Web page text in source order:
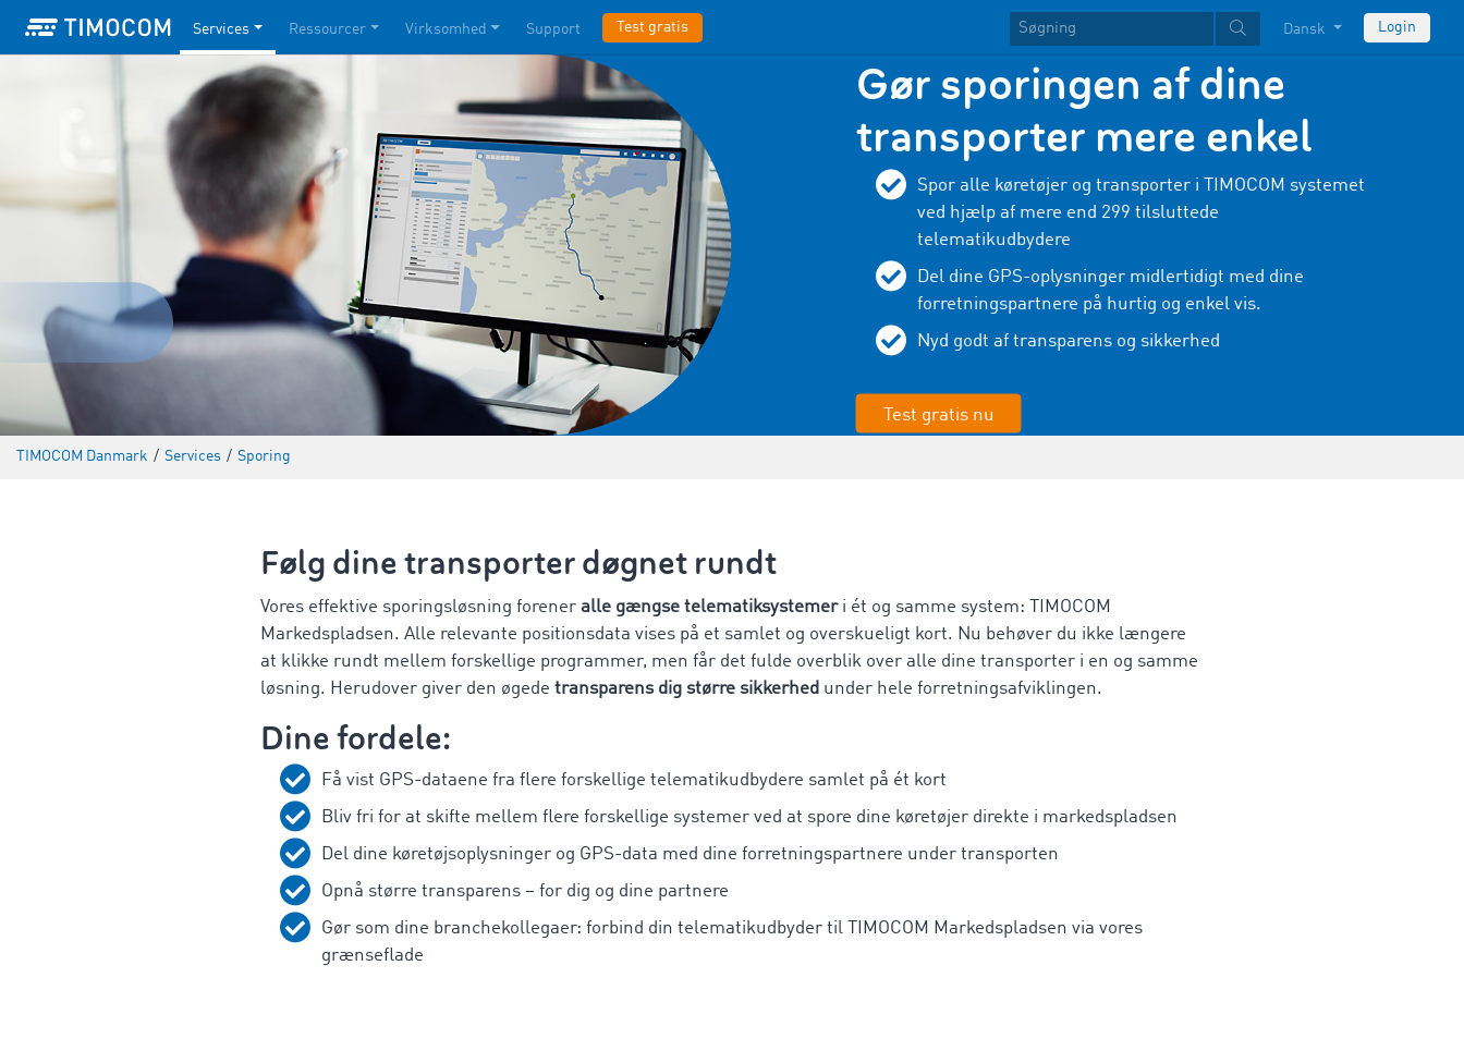
Services Ressourcer Virksomhed Support Test gratis Dansk Login
Gør sporingen af dine
transporter mere enkel
Spor alle køretøjer og transporter i TIMOCOM systemet
ved hjælp af mere end 299 tilsluttede
telematikudbydere
Del dine GPS-oplysninger midlertidigt med dine
forretningspartnere på hurtig og enkel vis.
Nyd godt af transparens og sikkerhed
Test gratis nu
TIMOCOM Danmark / Services / Sporing
Følg dine transporter døgnet rundt
Vores effektive sporingsløsning forener alle gængse telematiksystemeri ét og samme system: TIMOCOM
Markedspladsen. Alle relevante positionsdata vises på et samlet og overskueligt kort. Nu behøver du ikke længere
at klikke rundt mellem forskellige programmer, men får det fulde overblik over alle dine transporter i en og samme
løsning. Herudover giver den øgede transparens dig større sikkerhed under hele forretningsafviklingen.
Dine fordele:
Få vist GPS-dataene fra flere forskellige telematikudbydere samlet på ét kort
Bliv fri for at skifte mellem flere forskellige systemer ved at spore dine køretøjer direkte i markedspladsen
Del dine køretøjsoplysninger og GPS-data med dine forretningspartnere under transporten
Opnå større transparens – for dig og dine partnere
Gør som dine branchekollegaer: forbind din telematikudbyder til TIMOCOM Markedspladsen via vores
grænseflade